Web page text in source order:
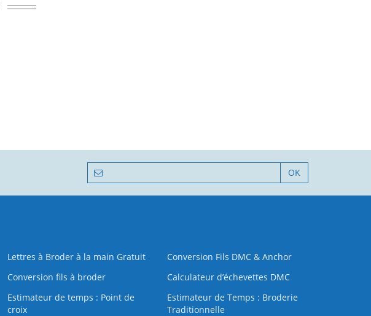
OK
Lettres à Broder à la main Gratuit
Conversion Fils DMC & Anchor
Conversion fils à broder
Calculateur d’échevettes DMC
Estimateur de temps : Point de
croix
Estimateur de Temps : Broderie
Traditionnelle